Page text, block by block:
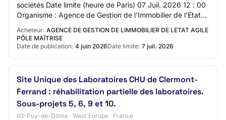
sociétés Date limite (heure de Paris) 07 Juil. 2026 12 : 00
Organisme : Agence de Gestion de l'Immobilier de l'Etat
Acheteur: AGENCE DE GESTION DE LIMMOBILIER DE LETAT AGILE
PÔLE MAÎTRISE
Date de publication: 4 juin 2026Date limite: 7 juil. 2026
Site Unique des Laboratoires CHU de Clermont-
Ferrand : réhabilitation partielle des laboratoires.
Sous-projets 5, 6, 9 et 10.
63-Puy-de-Dôme · West Europe · France